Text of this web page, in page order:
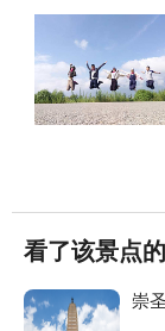
看了该景点
崇